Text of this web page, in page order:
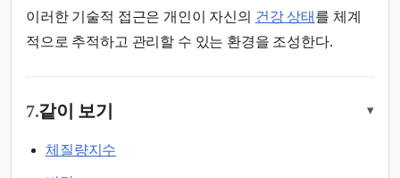
이러한 기술적 접근은 개인이 자신의 건강 상태 를 체계
적으로 추적하고 관리할 수 있는 환경을 조성한다.
7.같이 보기 ▾
체질량지수